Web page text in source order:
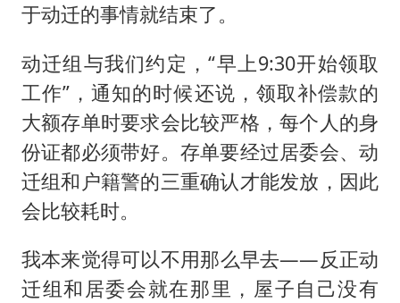
于动迁的事情就结束了。
动迁组与我们约定，“早上9:30开始领取
工作”，通知的时候还说，领取补偿款的
大额存单时要求会比较严格，每个人的身
份证都必须带好。存单要经过居委会、动
迁组和户籍警的三重确认才能发放，因此
会比较耗时。
我本来觉得可以不用那么早去——反正动
迁组和居委会就在那里，屋子自己没有